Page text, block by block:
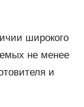
широкого
не менее
и